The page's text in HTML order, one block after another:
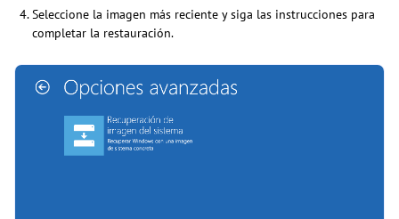
Seleccione la imagen más reciente y siga las instrucciones para
completar la restauración.